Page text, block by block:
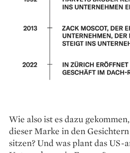
Wie also ist es dazu
dieser Marke in den
sitzen? Und was plant das US-